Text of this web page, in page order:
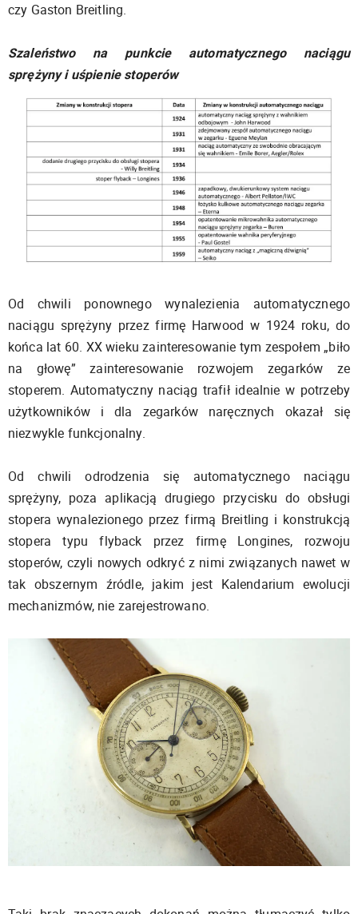
czy Gaston Breitling.
Szaleństwo na punkcie automatycznego naciągu
sprężyny i uśpienie stoperów
Od chwili ponownego wynalezienia automatycznego
naciągu sprężyny przez firmę Harwood w 1924 roku, do
końca lat 60. XX wieku zainteresowanie tym zespołem „biło
na głowę” zainteresowanie rozwojem zegarków ze
stoperem. Automatyczny naciąg trafił idealnie w potrzeby
użytkowników i dla zegarków naręcznych okazał się
niezwykle funkcjonalny.
Od chwili odrodzenia się automatycznego naciągu
sprężyny, poza aplikacją drugiego przycisku do obsługi
stopera wynalezionego przez firmą Breitling i konstrukcją
stopera typu flyback przez firmę Longines, rozwoju
stoperów, czyli nowych odkryć z nimi związanych nawet w
tak obszernym źródle, jakim jest Kalendarium ewolucji
mechanizmów, nie zarejestrowano.